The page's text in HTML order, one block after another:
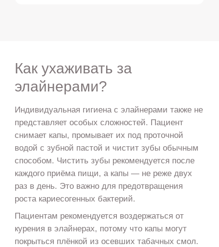
Как ухаживать за
элайнерами?
Индивидуальная гигиена с элайнерами также не
представляет особых сложностей. Пациент
снимает капы, промывает их под проточной
водой с зубной пастой и чистит зубы обычным
способом. Чистить зубы рекомендуется после
каждого приёма пищи, а капы — не реже двух
раз в день. Это важно для предотвращения
роста кариесогенных бактерий.
Пациентам рекомендуется воздержаться от
курения в элайнерах, потому что капы могут
покрыться плёнкой из осевших табачных смол.